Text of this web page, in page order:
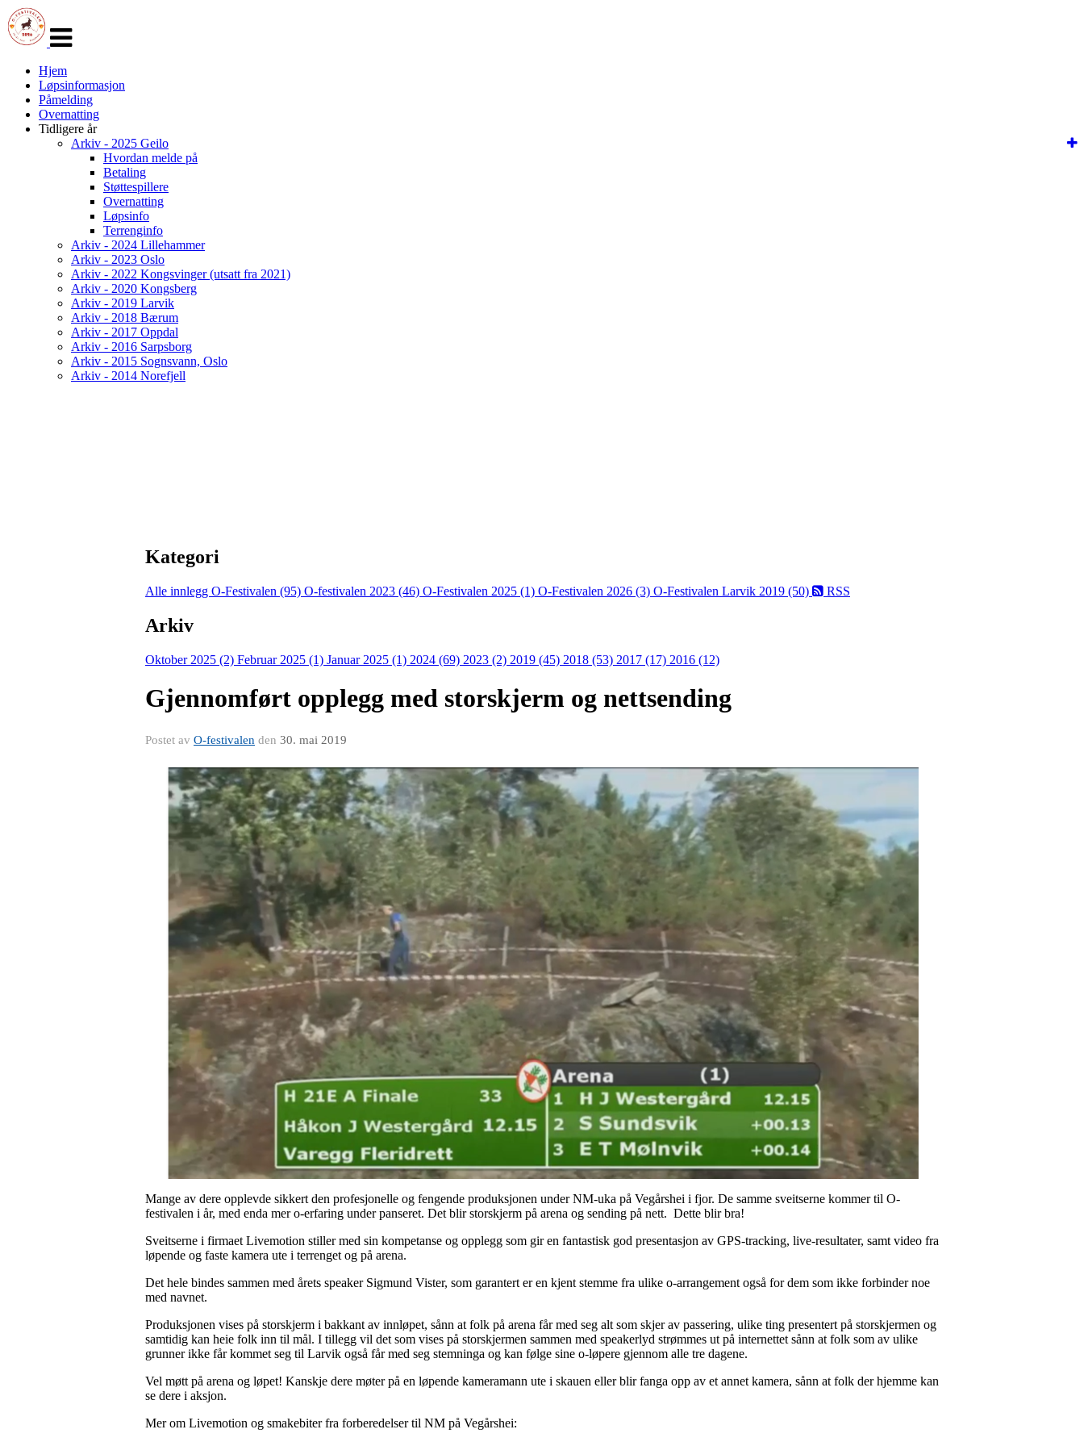
navigasjon
Hjem
Løpsinformasjon
Påmelding
Overnatting
Tidligere år
Arkiv - 2025 Geilo
Hvordan melde på
Betaling
Støttespillere
Overnatting
Løpsinfo
Terrenginfo
Arkiv - 2024 Lillehammer
Arkiv - 2023 Oslo
Arkiv - 2022 Kongsvinger (utsatt fra 2021)
Arkiv - 2020 Kongsberg
Arkiv - 2019 Larvik
Arkiv - 2018 Bærum
Arkiv - 2017 Oppdal
Arkiv - 2016 Sarpsborg
Arkiv - 2015 Sognsvann, Oslo
Arkiv - 2014 Norefjell
Kategori
Alle innlegg O-Festivalen (95) O-festivalen 2023 (46) O-Festivalen 2025 (1) O-Festivalen 2026 (3) O-Festivalen Larvik 2019 (50) RSS
Arkiv
Oktober 2025 (2) Februar 2025 (1) Januar 2025 (1) 2024 (69) 2023 (2) 2019 (45) 2018 (53) 2017 (17) 2016 (12)
Gjennomført opplegg med storskjerm og nettsending
Postet av O-festivalen den 30. mai 2019
Mange av dere opplevde sikkert den profesjonelle og fengende produksjonen under NM-uka på Vegårshei i fjor. De samme sveitserne kommer til O-
festivalen i år, med enda mer o-erfaring under panseret. Det blir storskjerm på arena og sending på nett. Dette blir bra!
Sveitserne i firmaet Livemotion stiller med sin kompetanse og opplegg som gir en fantastisk god presentasjon av GPS-tracking, live-resultater, samt video fra
løpende og faste kamera ute i terrenget og på arena.
Det hele bindes sammen med årets speaker Sigmund Vister, som garantert er en kjent stemme fra ulike o-arrangement også for dem som ikke forbinder noe
med navnet.
Produksjonen vises på storskjerm i bakkant av innløpet, sånn at folk på arena får med seg alt som skjer av passering, ulike ting presentert på storskjermen og
samtidig kan heie folk inn til mål. I tillegg vil det som vises på storskjermen sammen med speakerlyd strømmes ut på internettet sånn at folk som av ulike
grunner ikke får kommet seg til Larvik også får med seg stemninga og kan følge sine o-løpere gjennom alle tre dagene.
Vel møtt på arena og løpet! Kanskje dere møter på en løpende kameramann ute i skauen eller blir fanga opp av et annet kamera, sånn at folk der hjemme kan
se dere i aksjon.
Mer om Livemotion og smakebiter fra forberedelser til NM på Vegårshei: